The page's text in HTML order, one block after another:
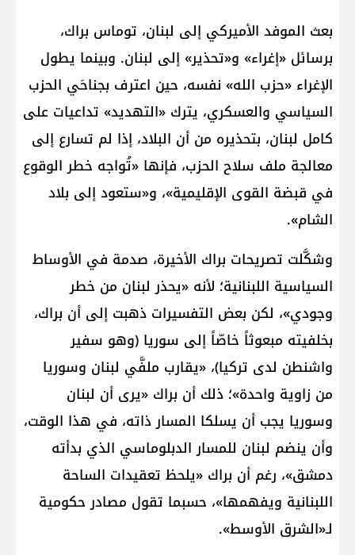
بعث الموفد الأميركي إلى لبنان، توماس براك،
برسائل «إغراء» و«تحذير» إلى لبنان. وبينما يطول
الإغراء «حزب الله» نفسه، حين اعترف بجناحَي الحزب
السياسي والعسكري، يترك «التهديد» تداعيات على
كامل لبنان، بتحذيره من أن البلاد، إذا لم تسارع إلى
معالجة ملف سلاح الحزب، فإنها «تُواجه خطر الوقوع
في قبضة القوى الإقليمية»، و«ستعود إلى بلاد
الشام».
وشكَّلت تصريحات براك الأخيرة، صدمة في الأوساط
السياسية اللبنانية؛ لأنه «يحذر لبنان من خطر
وجودي»، لكن بعض التفسيرات ذهبت إلى أن براك،
بخلفيته مبعوثاً خاصّاً إلى سوريا (وهو سفير
واشنطن لدى تركيا)، «يقارب ملفَّي لبنان وسوريا
من زاوية واحدة»؛ ذلك أن براك «يرى أن لبنان
وسوريا يجب أن يسلكا المسار ذاته، في هذا الوقت،
وأن ينضم لبنان للمسار الدبلوماسي الذي بدأته
دمشق»، رغم أن براك «يلحظ تعقيدات الساحة
اللبنانية ويفهمها»، حسبما تقول مصادر حكومية
لـ«الشرق الأوسط».